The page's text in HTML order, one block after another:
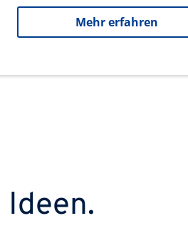
Mehr erfahren